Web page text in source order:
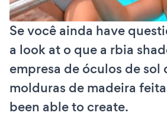
Se você ainda have
a look at o que a rbia
empresa de óculos de sol
molduras de madeira
been able to create.